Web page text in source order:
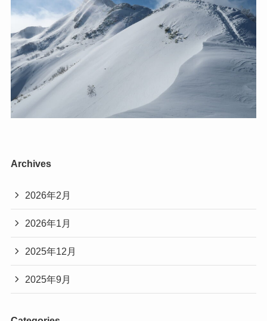
Archives
2026年2月
2026年1月
2025年12月
2025年9月